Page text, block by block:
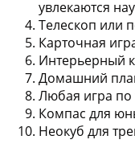
увлекаются
Телескоп или
Карточная
Интерьерный
Домашний
Любая игра по
Компас для
Неокуб для